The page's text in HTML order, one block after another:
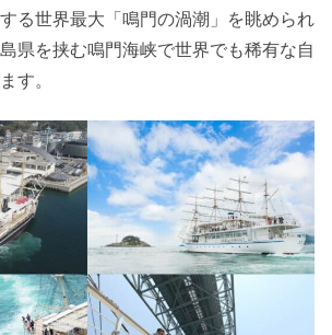
る世界最大「鳴門の渦潮」を眺められ
県を挟む鳴門海峡で世界でも稀有な自
す。